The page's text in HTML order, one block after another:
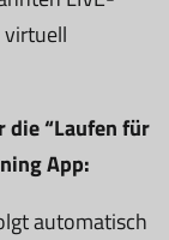
virtuell
“Laufen für
App:
automatisch